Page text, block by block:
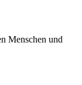
Menschen und